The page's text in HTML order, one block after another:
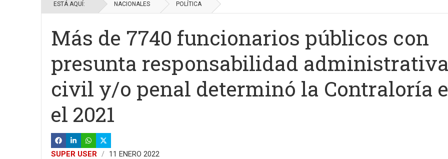
ESTÁ AQUÍ: NACIONALES POLÍTICA
Más de 7740 funcionarios públicos con
presunta responsabilidad
civil y/o penal determinó la Contraloría
el 2021
SUPER USER 11 ENERO 2022